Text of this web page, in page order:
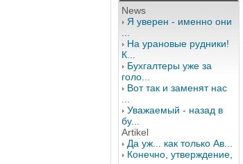
News
Я уверен - именно они
На урановые рудники!
К...
Бухгалтеры уже за
голо...
Вот так и заменят нас
Уважаемый - назад в
бу...
Artikel
Да уж... как только Ав...
Конечно, утверждение,